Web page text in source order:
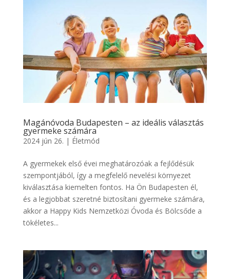
Magánóvoda Budapesten – az ideális választás
gyermeke számára
2024 jún 26. | Életmód
A gyermekek első évei meghatározóak a fejlődésük
szempontjából, így a megfelelő nevelési környezet
kiválasztása kiemelten fontos. Ha Ön Budapesten él,
és a legjobbat szeretné biztosítani gyermeke számára,
akkor a Happy Kids Nemzetközi Óvoda és Bölcsőde a
tökéletes...